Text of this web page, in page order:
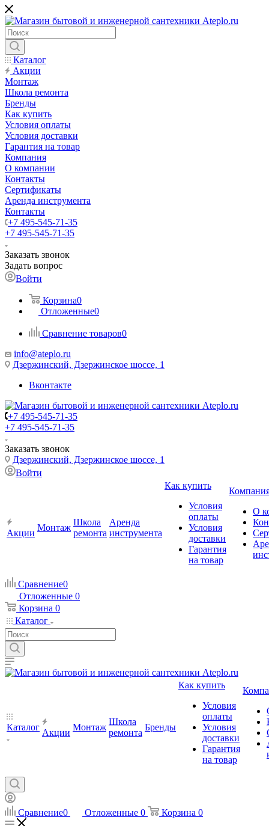
Каталог
Акции
Монтаж
Школа ремонта
Бренды
Как купить
Условия оплаты
Условия доставки
Гарантия на товар
Компания
О компании
Контакты
Сертификаты
Аренда инструмента
Контакты
+7 495-545-71-35
+7 495-545-71-35
Заказать звонок
Задать вопрос
Войти
Корзина0
Отложенные0
Сравнение товаров0
info@ateplo.ru
Дзержинский, Дзержинское шоссе, 1
Вконтакте
+7 495-545-71-35
+7 495-545-71-35
Заказать звонок
Дзержинский, Дзержинское шоссе, 1
Войти
Акции
Монтаж
Школа
ремонта
Аренда
инструмента
Как купить
Условия
оплаты
Условия
доставки
Гарантия
на товар
О
Сравнение0
Отложенные 0
Корзина 0
Каталог
Каталог
Акции
Монтаж
Школа
ремонта
Бренды
Как купить
Условия
оплаты
Условия
доставки
Гарантия
на товар
Сравнение0 Отложенные 0 Корзина 0